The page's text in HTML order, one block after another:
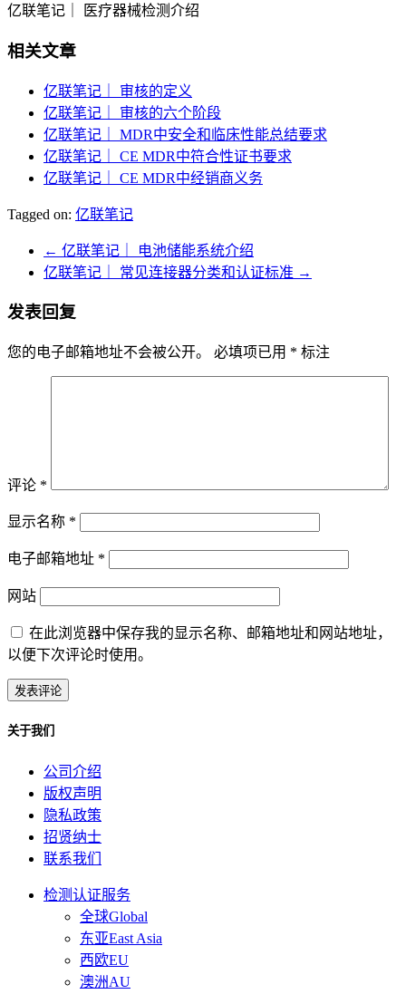
亿联笔记｜ 医疗器械检测介绍
相关文章
亿联笔记｜ 审核的定义
亿联笔记｜ 审核的六个阶段
亿联笔记｜ MDR中安全和临床性能总结要求
亿联笔记｜ CE MDR中符合性证书要求
亿联笔记｜ CE MDR中经销商义务
Tagged on: 亿联笔记
← 亿联笔记｜ 电池储能系统介绍
亿联笔记｜ 常见连接器分类和认证标准 →
发表回复
您的电子邮箱地址不会被公开。 必填项已用 * 标注
评论 *
显示名称 *
电子邮箱地址 *
网站
在此浏览器中保存我的显示名称、邮箱地址和网站地址，
以便下次评论时使用。
关于我们
公司介绍
版权声明
隐私政策
招贤纳士
联系我们
检测认证服务
全球Global
东亚East Asia
西欧EU
澳洲AU